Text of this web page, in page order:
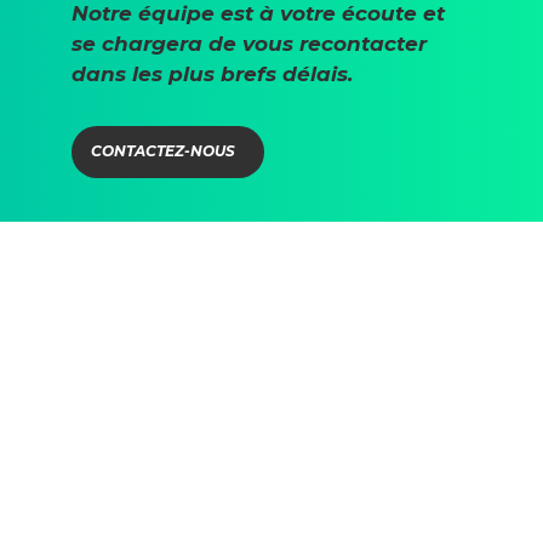
Notre équipe est à votre écoute et
se chargera de vous recontacter
dans les plus brefs délais.
CONTACTEZ-NOUS